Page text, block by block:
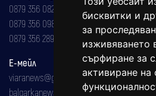
бисквитки и
за
изживяването
сърфиране за
активиране на
0879 356 082
0879 356 098
0879 356 289
Е-мейл
viaranews@gmail.com
balgarkanews@gmail.com